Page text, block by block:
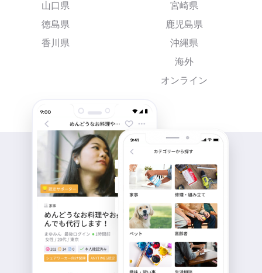
山口県
徳島県
香川県
宮崎県
鹿児島県
沖縄県
海外
オンライン